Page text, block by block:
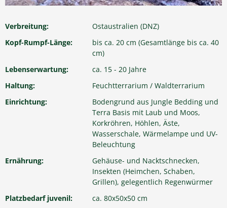
Verbreitung:
Ostaustralien (DNZ)
Kopf-Rumpf-Länge:
bis ca. 20 cm (Gesamtlänge bis ca. 40
cm)
Lebenserwartung:
ca. 15 - 20 Jahre
Haltung:
Feuchtterrarium / Waldterrarium
Einrichtung:
Bodengrund aus Jungle Bedding und
Terra Basis mit Laub und Moos,
Korkröhren, Höhlen, Äste,
Wasserschale, Wärmelampe und UV-
Beleuchtung
Ernährung:
Gehäuse- und Nacktschnecken,
Insekten (Heimchen, Schaben,
Grillen), gelegentlich Regenwürmer
Platzbedarf juvenil:
ca. 80x50x50 cm